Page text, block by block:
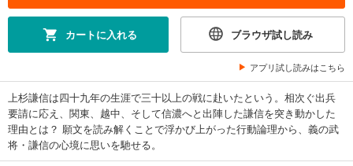
カートに入れる ブラウザ試し読み
アプリ試し読みはこちら
上杉謙信は四十九年の生涯で三十以上の戦に赴いたという。相次ぐ出兵
要請に応え、関東、越中、そして信濃へと出陣した謙信を突き動かした
理由とは？ 願文を読み解くことで浮かび上がった行動論理から、義の武
将・謙信の心境に思いを馳せる。